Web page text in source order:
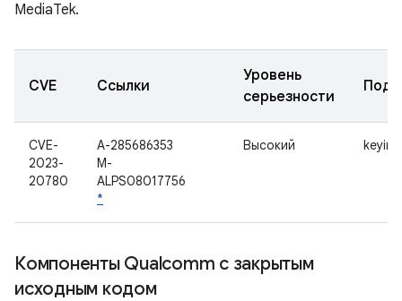
MediaTek.
CVE Ссылки
Уровень
серьезности
CVE-
2023-
20780
A-285686353
M-
ALPS08017756
*
Высокий
Компоненты Qualcomm с закрытым
исходным кодом